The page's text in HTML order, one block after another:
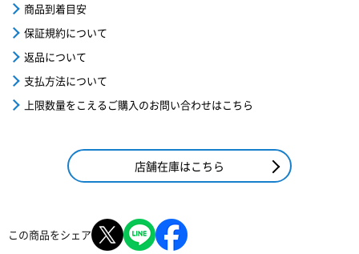
商品到着目安
保証規約について
返品について
支払方法について
上限数量をこえるご購入のお問い合わせはこちら
店舗在庫はこちら
この商品をシェア